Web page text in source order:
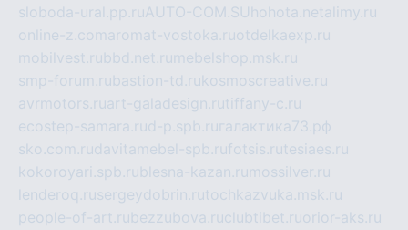
sloboda-ural.pp.ruAUTO-COM.SU hohota.netalimy.ru
online-z.comaromat-vostoka.ruotdelkaexp.ru
mobilvest.rubbd.net.ru mebelshop.msk.ru
smp-forum.rubastion-td.rukosmoscreative.ru
avrmotors.ruart-galadesign.rutiffany-c.ru
ecostep-samara.rud-p.spb.ru галактика73.рф
sko.com.rudavitamebel-spb.rufotsis.rutesiaes.ru
kokoroyari.spb.rublesna-kazan.ru mossilver.ru
lenderoq.rusergeydobrin.rutochkazvuka.msk.ru
people-of-art.rubezzubova.ruclubtibet.ruorior-aks.ru